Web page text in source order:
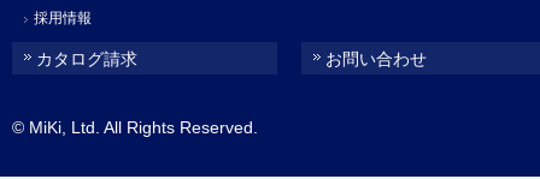
採用情報
カタログ請求 お問い合わせ
© MiKi, Ltd. All Rights Reserved.